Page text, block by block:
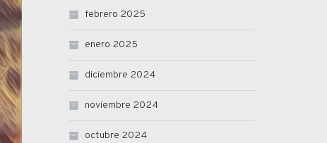
febrero 2025
enero 2025
diciembre 2024
noviembre 2024
octubre 2024